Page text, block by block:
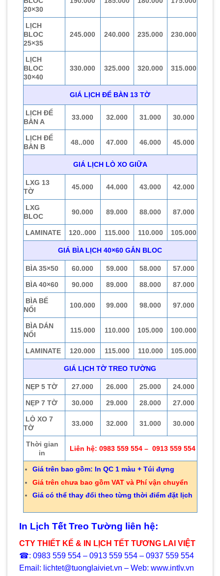
20×30
LỊCH
BLOC
25×35
245.000 240.000 235.000 230.000
LỊCH
BLOC
30×40
330.000 325.000 320.000 315.000
GIÁ LỊCH ĐỂ BÀN 13 TỜ
LỊCH ĐỂ
BÀN A
33.000 32.000 31.000 30.000
LỊCH ĐỂ
BÀN B
48..000 47.000 46.000 45.000
GIÁ LỊCH LÒ XO GIỮA
LXG 13
TỜ
45.000 44.000 43.000 42.000
LXG
BLOC
90.000 89.000 88.000 87.000
LAMINATE 120..000 115.000 110.000 105.000
GIÁ BÌA LỊCH 40×60 GẮN BLOC
BÌA 35×50 60.000 59.000 58.000 57.000
BÌA 40×60 90.000 89.000 88.000 87.000
BÌA BẾ
NỔI
100.000 99.000 98.000 97.000
BÌA DÁN
NỔI
115.000 110.000 105.000 100.000
LAMINATE 120.000 115.000 110.000 105.000
GIÁ LỊCH TỜ TREO TƯỜNG
NẸP 5 TỜ 27.000 26.000 25.000 24.000
NẸP 7 TỜ 30.000 29.000 28.000 27.000
LÒ XO 7
TỜ
33.000 32.000 31.000 30.000
Thời gian
in
Liên hệ: 0983 559 554 – 0913 559 554
Giá trên bao gồm: In QC 1 màu + Túi đựng
Giá trên chưa bao gồm VAT và Phí vận chuyển
Giá có thể thay đổi theo từng thời điểm đặt lịch
In Lịch Tết Treo Tường liên hệ:
CTY THIẾT KẾ & IN LỊCH TẾT TƯƠNG LAI VIỆT
☎: 0983 559 554 – 0913 559 554 – 0937 559 554
Email: lichtet@tuonglaiviet.vn – Web: www.intlv.vn